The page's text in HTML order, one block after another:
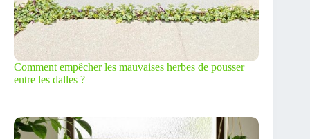
Comment empêcher les mauvaises herbes de pousser
entre les dalles ?